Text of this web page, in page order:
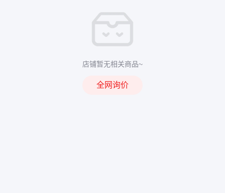
店铺暂无相关商品~
全网询价